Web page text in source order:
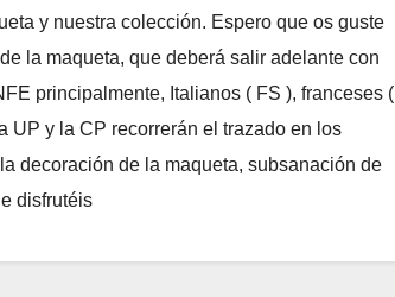
y nuestra colección. Espero que os guste
la maqueta, que deberá salir adelante con
principalmente, Italianos ( FS ), franceses (
UP y la CP recorrerán el trazado en los
decoración de la maqueta, subsanación de
disfrutéis